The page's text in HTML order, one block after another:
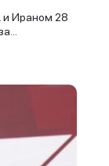
Ираном 28